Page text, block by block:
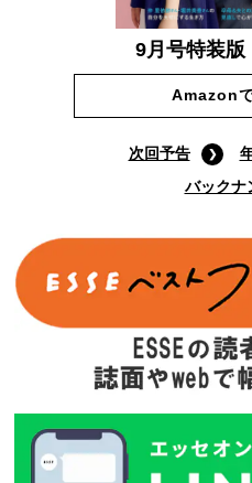
9月号特装版
Amazon
次回予告
バックナ